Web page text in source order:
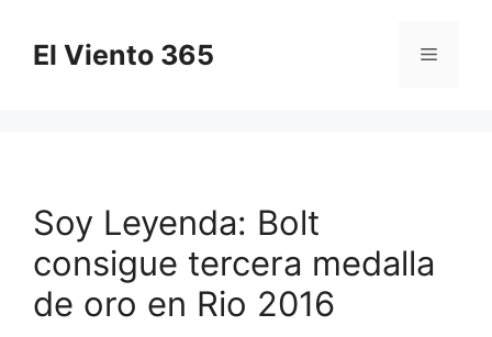
contenido
El Viento 365 Menú
Soy Leyenda: Bolt
consigue tercera medalla
de oro en Rio 2016